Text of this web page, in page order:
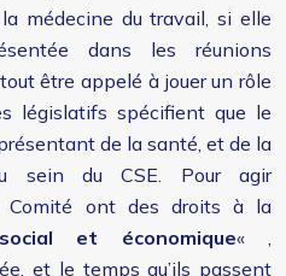
médecine du travail, si elle
dans les réunions
être appelé à jouer un rôle
législatifs spécifient que le
de la santé, et de la
sein du CSE. Pour agir
Comité ont des droits à la
et économique« ,
et le temps qu’ils passent